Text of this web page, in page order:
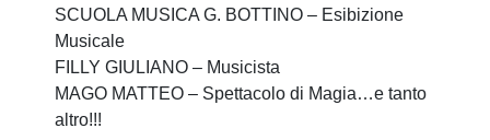
SCUOLA MUSICA G. BOTTINO – Esibizione
Musicale
FILLY GIULIANO – Musicista
MAGO MATTEO – Spettacolo di Magia…e tanto
altro!!!